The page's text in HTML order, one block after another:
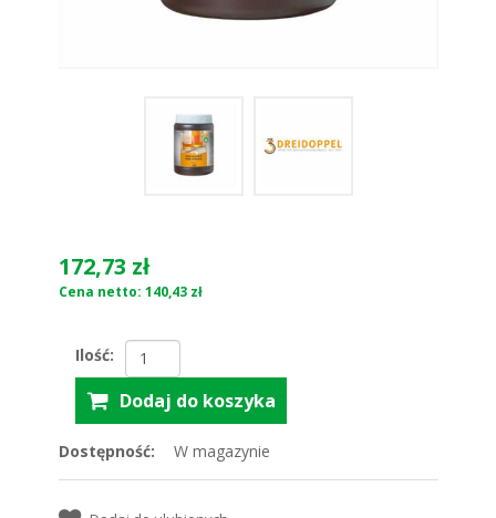
172,73 zł
Cena netto: 140,43 zł
Ilość:
Dostępność: W magazynie